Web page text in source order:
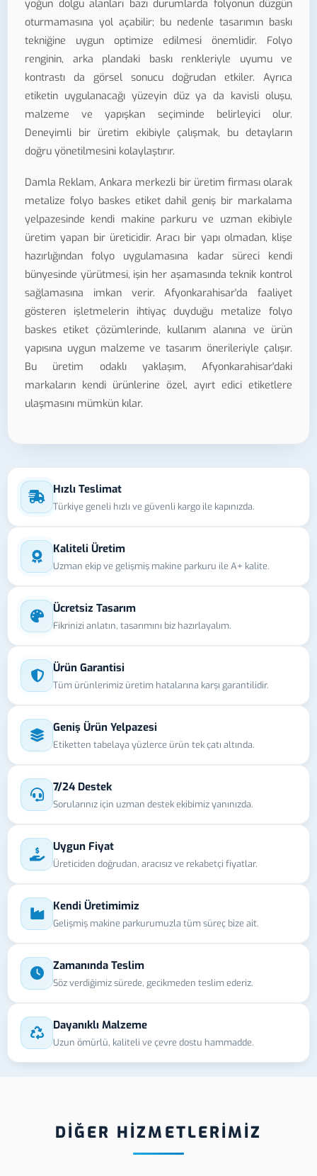
yoğun dolgu alanları bazı durumlarda folyonun düzgün
oturmamasına yol açabilir; bu nedenle tasarımın baskı
tekniğine uygun optimize edilmesi önemlidir. Folyo
renginin, arka plandaki baskı renkleriyle uyumu ve
kontrastı da görsel sonucu doğrudan etkiler. Ayrıca
etiketin uygulanacağı yüzeyin düz ya da kavisli oluşu,
malzeme ve yapışkan seçiminde belirleyici olur.
Deneyimli bir üretim ekibiyle çalışmak, bu detayların
doğru yönetilmesini kolaylaştırır.
Damla Reklam, Ankara merkezli bir üretim firması olarak
metalize folyo baskes etiket dahil geniş bir markalama
yelpazesinde kendi makine parkuru ve uzman ekibiyle
üretim yapan bir üreticidir. Aracı bir yapı olmadan, klişe
hazırlığından folyo uygulamasına kadar süreci kendi
bünyesinde yürütmesi, işin her aşamasında teknik kontrol
sağlamasına imkan verir. Afyonkarahisar'da faaliyet
gösteren işletmelerin ihtiyaç duyduğu metalize folyo
baskes etiket çözümlerinde, kullanım alanına ve ürün
yapısına uygun malzeme ve tasarım önerileriyle çalışır.
Bu üretim odaklı yaklaşım, Afyonkarahisar'daki
markaların kendi ürünlerine özel, ayırt edici etiketlere
ulaşmasını mümkün kılar.
Hızlı Teslimat
Türkiye geneli hızlı ve güvenli kargo ile kapınızda.
Kaliteli Üretim
Uzman ekip ve gelişmiş makine parkuru ile A+ kalite.
Ücretsiz Tasarım
Fikrinizi anlatın, tasarımını biz hazırlayalım.
Ürün Garantisi
Tüm ürünlerimiz üretim hatalarına karşı garantilidir.
Geniş Ürün Yelpazesi
Etiketten tabelaya yüzlerce ürün tek çatı altında.
7/24 Destek
Sorularınız için uzman destek ekibimiz yanınızda.
Uygun Fiyat
Üreticiden doğrudan, aracısız ve rekabetçi fiyatlar.
Kendi Üretimimiz
Gelişmiş makine parkurumuzla tüm süreç bize ait.
Zamanında Teslim
Söz verdiğimiz sürede, gecikmeden teslim ederiz.
Dayanıklı Malzeme
Uzun ömürlü, kaliteli ve çevre dostu hammadde.
DİĞER HİZMETLERİMİZ